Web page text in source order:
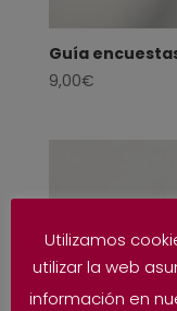
Guía
9,00€
Utilizamos
utilizar la web
información en